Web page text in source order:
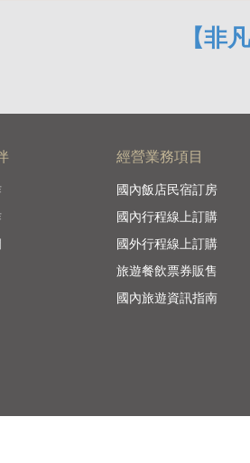
【非
經營業務項目
國內飯店民宿訂房
國內行程線上訂購
國外行程線上訂購
旅遊餐飲票券販售
國內旅遊資訊指南